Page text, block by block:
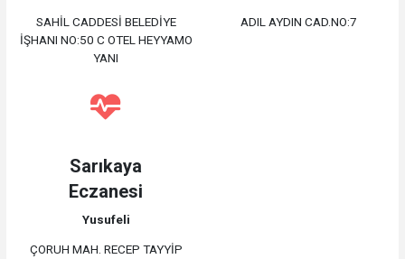
SAHİL CADDESİ BELEDİYE
İŞHANI NO:50 C OTEL HEYYAMO
YANI
ADIL AYDIN CAD.NO:7
Sarıkaya
Eczanesi
Yusufeli
ÇORUH MAH. RECEP TAYYİP